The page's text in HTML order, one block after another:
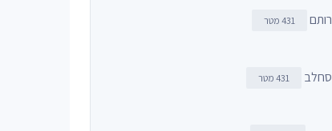
רותם 431 מטר
סחלב 431 מטר